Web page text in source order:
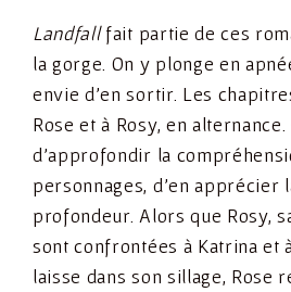
Landfallfait partie de ces
la gorge. On y plonge en
envie d’en sortir. Les
Rose et à Rosy, en
d’approfondir la
personnages, d’en apprécier
profondeur. Alors que Rosy,
sont confrontées à Katrina et
laisse dans son sillage, Rose